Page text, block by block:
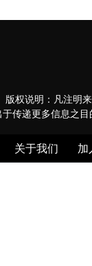
权说明：凡注明
传递更多信息之
关于我们 加